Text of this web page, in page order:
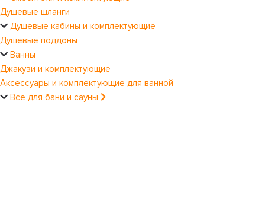
Душевые шланги
Душевые кабины и комплектующие
Душевые поддоны
Ванны
Джакузи и комплектующие
Аксессуары и комплектующие для ванной
Все для бани и сауны